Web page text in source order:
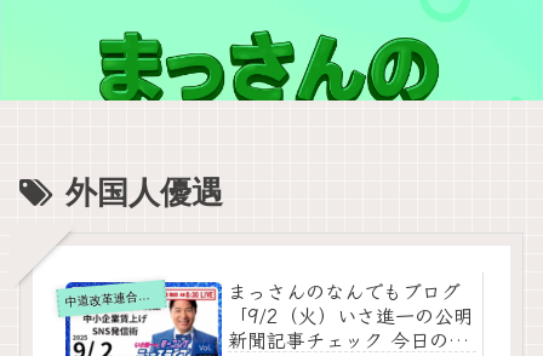
外国人優遇
中道改革連合の動画をテキスト要約
まっさんのなんでもブログ
「9/2（火）いさ進一の公明
新聞記事チェック 今日のニ